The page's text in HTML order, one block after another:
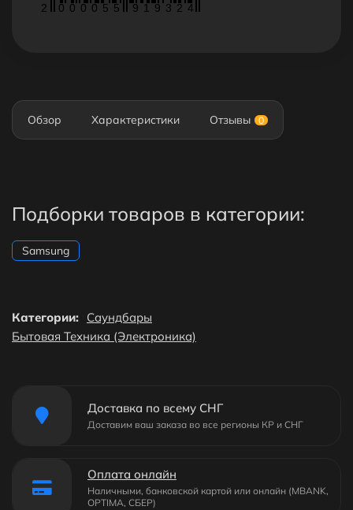
2 0 0 0 0 5 5 9 1 9 3 2 4
Обзор Характеристики Отзывы 0
Подборки товаров в категории:
Samsung
Категории: Саундбары
Бытовая Техника (Электроника)
Доставка по всему СНГ
Доставим ваш заказа во все регионы КР и СНГ
Оплата онлайн
Наличными, банковской картой или онлайн (MBANK,
OPTIMA, СБЕР)